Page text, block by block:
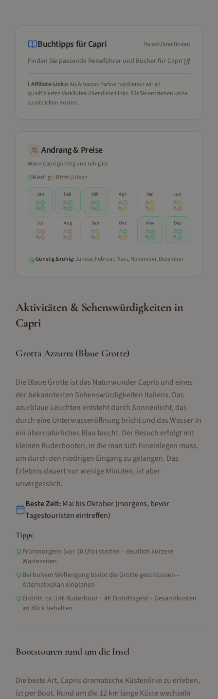
Buchtipps fürCapri Reiseführer finden
Finden Sie passende Reiseführer und Bücher für Capri
ℹ️ Affiliate-Links:Als Amazon-Partner verdienen wir an
qualifizierten Verkäufen über diese Links. Für Sie entstehen keine
zusätzlichen Kosten.
Andrang & Preise
WannCapri günstig und ruhig ist
Niedrig
Mittel Hoch
Jan Feb Mär Apr Mai Jun
Jul Aug Sep Okt Nov Dez
Günstig & ruhig:Januar, Februar, März, November, Dezember
Aktivitäten & Sehenswürdigkeiten in
Capri
Grotta Azzurra (Blaue Grotte)
Die Blaue Grotte ist das Naturwunder Capris und eines
der bekanntesten Sehenswürdigkeiten Italiens. Das
azurblaue Leuchten entsteht durch Sonnenlicht, das
durch eine Unterwasseröffnung bricht und das Wasser in
ein übernatürliches Blau taucht. Der Besuch erfolgt mit
kleinen Ruderbooten, in die man sich hineinlegen muss,
um durch den niedrigen Eingang zu gelangen. Das
Erlebnis dauert nur wenige Minuten, ist aber
unvergesslich.
Beste Zeit:Mai bis Oktober (morgens, bevor
Tagestouristen eintreffen)
Tipps:
💡Frühmorgens (vor 10 Uhr) starten – deutlich kürzere
Wartezeiten
💡Bei hohem Wellengang bleibt die Grotte geschlossen –
Alternativplan einplanen
💡Eintritt: ca. 14€ Ruderboot + 4€ Eintrittsgeld – Gesamtkosten
im Blick behalten
Bootstouren rund um die Insel
Die beste Art, Capris dramatische Küstenlinie zu erleben,
ist per Boot. Rund um die 12 km lange Küste wechseln